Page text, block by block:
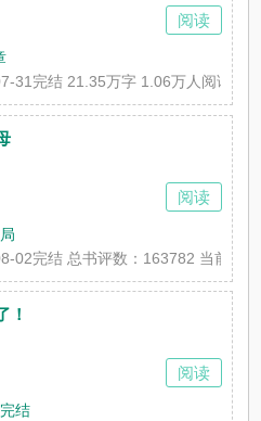
31完结 21.35万字 1.06万人阅读
阅读
02完结 总书评数：163782 当前被
阅读
！
结
阅读